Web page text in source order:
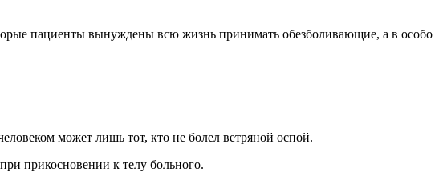
пациенты вынуждены всю жизнь принимать обезболивающие, а в особо
может лишь тот, кто не болел ветряной оспой.
прикосновении к телу больного.